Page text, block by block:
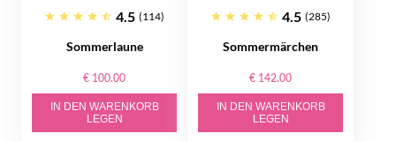
4.5 (114)
Sommerlaune
€ 100.00
IN DEN WARENKORB
LEGEN
4.5 (285)
Sommermärchen
€ 142.00
IN DEN WARENKORB
LEGEN